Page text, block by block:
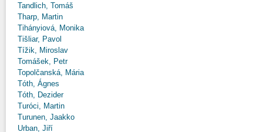
Tandlich, Tomáš
Tharp, Martin
Tihányiová, Monika
Tišliar, Pavol
Tížik, Miroslav
Tomášek, Petr
Topolčanská, Mária
Tóth, Ágnes
Tóth, Dezider
Turóci, Martin
Turunen, Jaakko
Urban, Jiří